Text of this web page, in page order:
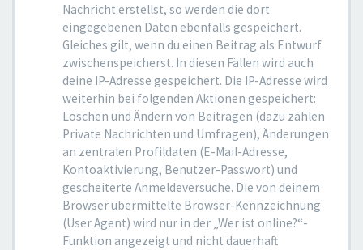
Nachricht erstellst, so werden die dort
eingegebenen Daten ebenfalls gespeichert.
Gleiches gilt, wenn du einen Beitrag als Entwurf
zwischenspeicherst. In diesen Fällen wird auch
deine IP-Adresse gespeichert. Die IP-Adresse wird
weiterhin bei folgenden Aktionen gespeichert:
Löschen und Ändern von Beiträgen (dazu zählen
Private Nachrichten und Umfragen), Änderungen
an zentralen Profildaten (E-Mail-Adresse,
Kontoaktivierung, Benutzer-Passwort) und
gescheiterte Anmeldeversuche. Die von deinem
Browser übermittelte Browser-Kennzeichnung
(User Agent) wird nur in der „Wer ist online?“-
Funktion angezeigt und nicht dauerhaft